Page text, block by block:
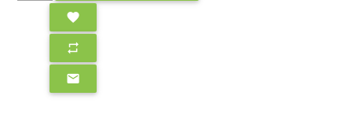
favorite
repeat
email